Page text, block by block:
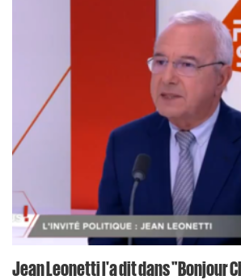
Jean Leonetti l'a dit dans "Bonjour